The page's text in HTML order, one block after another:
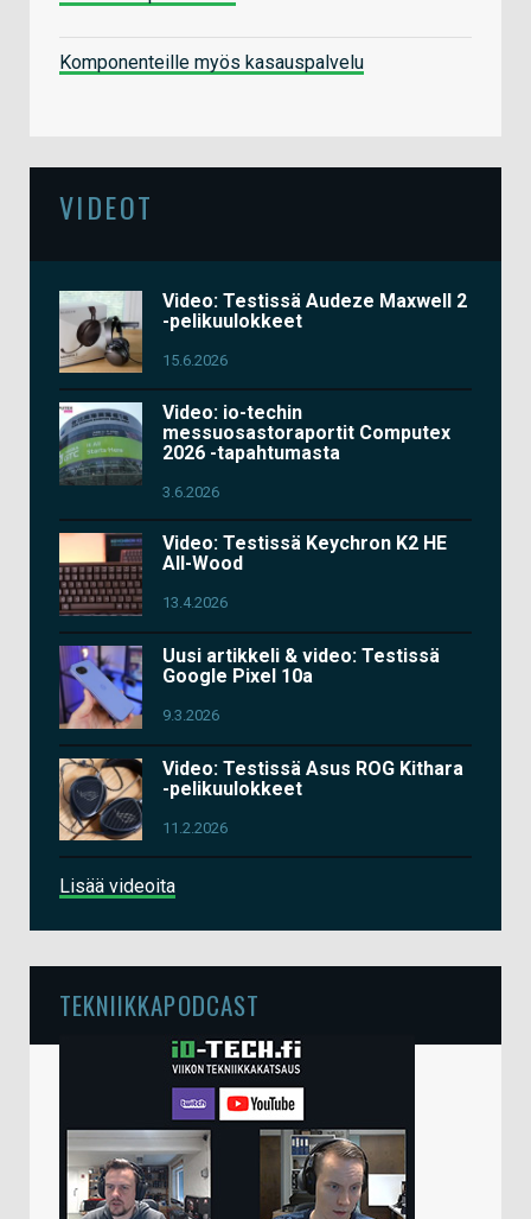
Komponenteille myös kasauspalvelu
VIDEOT
Video: Testissä Audeze Maxwell 2
-pelikuulokkeet
15.6.2026
Video: io-techin
messuosastoraportit Computex
2026 -tapahtumasta
3.6.2026
Video: Testissä Keychron K2 HE
All-Wood
13.4.2026
Uusi artikkeli & video: Testissä
Google Pixel 10a
9.3.2026
Video: Testissä Asus ROG Kithara
-pelikuulokkeet
11.2.2026
Lisää videoita
TEKNIIKKAPODCAST